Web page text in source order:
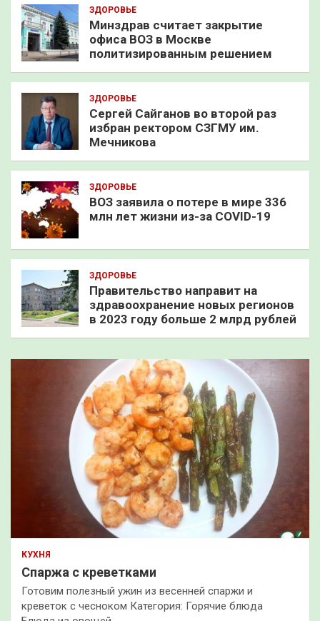
ЗДОРОВЬЕ
Минздрав считает закрытие
офиса ВОЗ в Москве
политизированным решением
ЗДОРОВЬЕ
Сергей Сайганов во второй раз
избран ректором СЗГМУ им.
Мечникова
ЗДОРОВЬЕ
ВОЗ заявила о потере в мире 336
млн лет жизни из-за COVID-19
ЗДОРОВЬЕ
Правительство направит на
здравоохранение новых регионов
в 2023 году больше 2 млрд рублей
КУХНЯ
Спаржа с креветками
Готовим полезный ужин из весенней спаржи и
креветок с чесноком Категория: Горячие блюда